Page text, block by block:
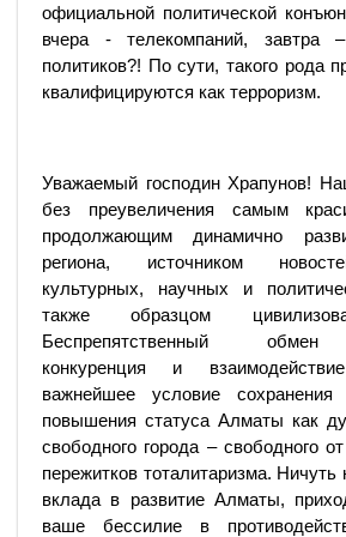
официальной политической
вчера - телекомпаний, завтра
политиков?! По сути, такого рода
квалифицируются как терроризм.
Уважаемый господин Храпунов!
без преувеличения самым
продолжающим динамично
региона, источником
культурных, научных и
также образцом
Беспрепятственный обмен
конкуренция и
важнейшее условие
повышения статуса Алматы как
свободного города – свободного
пережитков тоталитаризма.
вклада в развитие Алматы,
ваше бессилие в